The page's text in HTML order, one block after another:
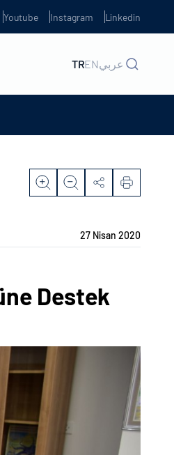
Youtube Instagram Linkedin
TRENعربي
27 Nisan 2020
Destek